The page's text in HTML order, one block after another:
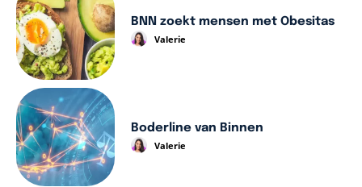
BNN zoekt mensen met Obesitas
Valerie
Boderline van Binnen
Valerie